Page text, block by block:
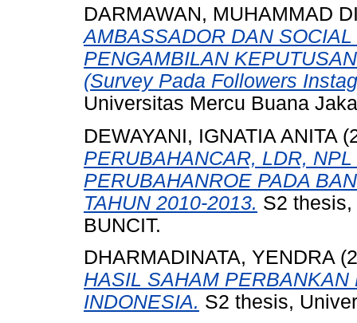
DARMAWAN, MUHAMMAD
AMBASSADOR DAN
PENGAMBILAN
(Survey Pada Followers
Universitas Mercu Buana
DEWAYANI, IGNATIA ANITA
PERUBAHANCAR, LDR,
PERUBAHANROE PADA
TAHUN 2010-2013. S2
BUNCIT.
DHARMADINATA, YENDRA
HASIL SAHAM
INDONESIA. S2 thesis,